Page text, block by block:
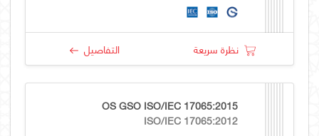
نظرة سريعة التفاصيل
OS GSO ISO/IEC 17065:2015
ISO/IEC 17065:2012